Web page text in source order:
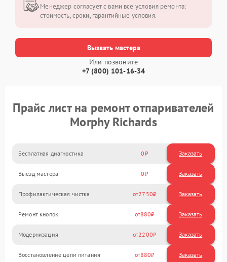
Вызвать мастера
Или позвоните
+7 (800) 101-16-34
Менеджер согласует с вами все условия ремонта:
стоимость, сроки, гарантийные условия.
Прайс лист на ремонт отпаривателей
Morphy Richards
Бесплатная диагностика 0 Заказать
Выезд мастера 0 Заказать
Профилактическая чистка 2750
Ремонт кнопок 880
Модернизация 2200
Восстановление цепи питания 880